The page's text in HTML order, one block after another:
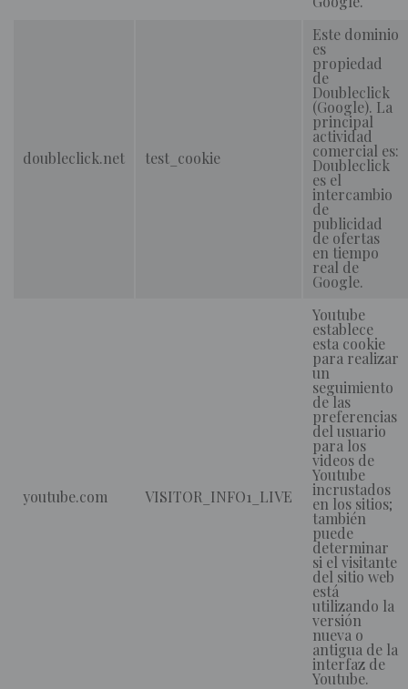
doubleclick.net test_cookie
Este dominio
es
propiedad
de
Doubleclick
(Google). La
principal
actividad
comercial es:
Doubleclick
es el
intercambio
de
publicidad
de ofertas
en tiempo
real de
Google.
youtube.com VISITOR_INFO1_LIVE
Youtube
establece
esta cookie
para realizar
un
seguimiento
de las
preferencias
del usuario
para los
videos de
Youtube
incrustados
en los sitios;
también
puede
determinar
si el visitante
del sitio web
está
utilizando la
versión
nueva o
antigua de la
interfaz de
Youtube.